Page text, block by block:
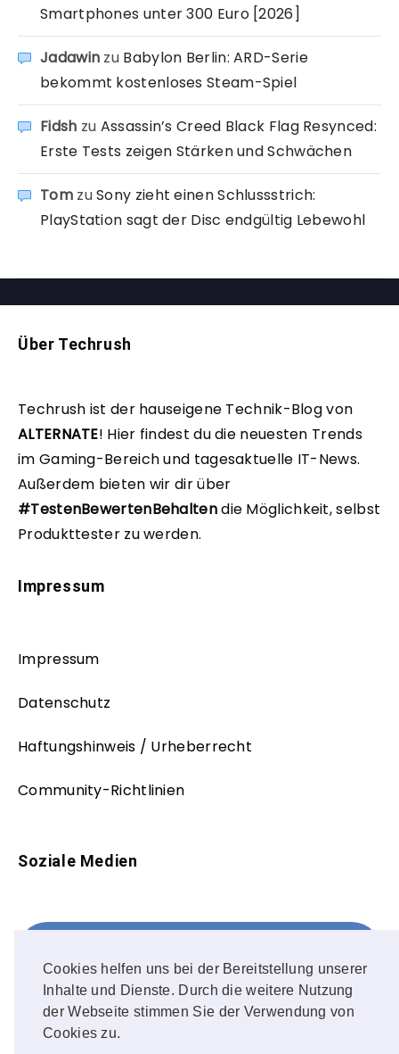
Cookies helfen uns bei der Bereitstellung unserer
Inhalte und Dienste. Durch die weitere Nutzung
der Webseite stimmen Sie der Verwendung von
Cookies zu.
Smartphones unter 300 Euro [2026]
Jadawin zu Babylon Berlin: ARD-Serie
bekommt kostenloses Steam-Spiel
Fidsh zu Assassin’s Creed Black Flag Resynced:
Erste Tests zeigen Stärken und Schwächen
TomzuSony zieht einen Schlussstrich:
PlayStation sagt der Disc endgültig Lebewohl
Über Techrush
Techrush ist der hauseigene Technik-Blog von
ALTERNATE! Hier findest du die neuesten Trends
im Gaming-Bereich und tagesaktuelle IT-News.
Außerdem bieten wir dir über
#TestenBewertenBehaltendie Möglichkeit, selbst
Produkttester zu werden.
Impressum
Impressum
Datenschutz
Haftungshinweis / Urheberrecht
Community-Richtlinien
Soziale Medien
FOLLOW ME!
Instagram
OUR PHOTOS!